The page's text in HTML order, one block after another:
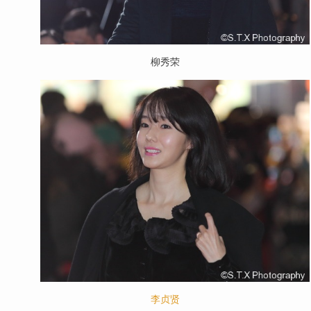
柳秀荣
李贞贤